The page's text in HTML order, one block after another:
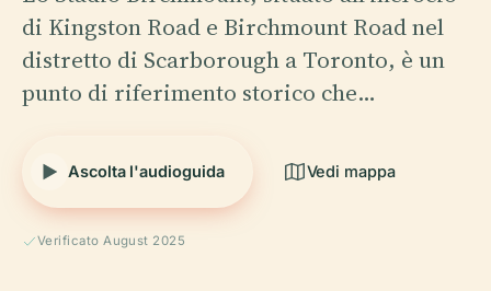
di Kingston Road e Birchmount Road nel
distretto di Scarborough a Toronto, è un
punto di riferimento storico che…
Ascolta l'audioguida Vedi mappa
Verificato August 2025